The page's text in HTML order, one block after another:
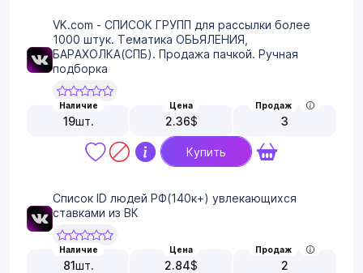
VK.com - СПИСОК ГРУПП для рассылки более
1000 штук. Тематика ОБЬЯЛЕНИЯ,
БАРАХОЛКА(СПБ). Продажа пачкой. Ручная
подборка
Наличие
19шт.
Цена
2.36$
Продаж
3
Купить
Список ID людей РФ(140к+) увлекающихся
ставками из ВК
Наличие
81шт.
Цена
2.84$
Продаж
2